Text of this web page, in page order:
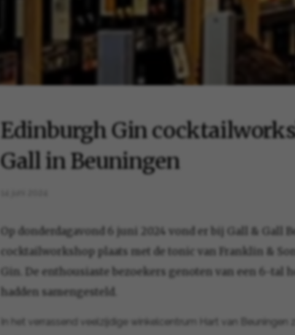
Edinburgh Gin
Gall in Beuningen
Op donderdagavond 6 juni 2024 vond er bij Gall & Gall
cocktailworkshop plaats met de tonic van Franklin &
Gin. De enthousiaste bezoekers genoten van een 6-tal
hadden samengesteld.
In het verrassend veelzijdige winkelcentrum Hart van Beuningen